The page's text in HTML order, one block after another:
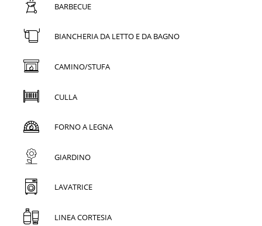
BARBECUE
BIANCHERIA DA LETTO E DA BAGNO
CAMINO/STUFA
CULLA
FORNO A LEGNA
GIARDINO
LAVATRICE
LINEA CORTESIA